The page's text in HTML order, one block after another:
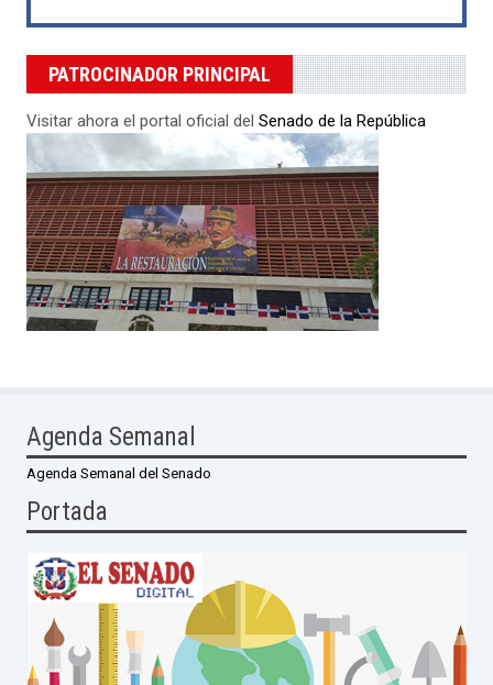
PATROCINADOR PRINCIPAL
Visitar ahora el portal oficial del Senado de la República
Agenda Semanal
Agenda Semanal del Senado
Portada